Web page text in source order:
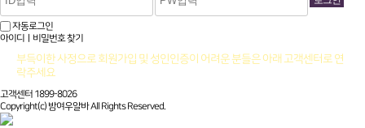
자동로그인
아이디ㅣ비밀번호 찾기
부득이한 사정으로 회원가입 및 성인인증이 어려운 분들은 아래 고객센터로 연
락주세요
고객센터 1899-8026
Copyright(c) 밤여우알바 All Rights Reserved.